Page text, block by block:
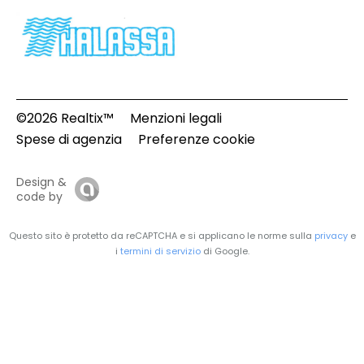
©2026 Realtix™
Menzioni legali
Spese di agenzia
Preferenze cookie
Design &
code by
Questo sito è protetto da reCAPTCHA e si applicano le norme sulla privacye
i termini di serviziodi Google.